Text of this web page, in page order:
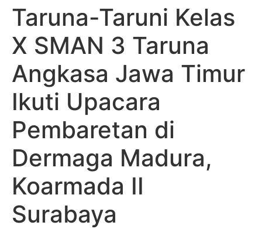
Taruna-Taruni Kelas
X SMAN 3 Taruna
Angkasa Jawa Timur
Ikuti Upacara
Pembaretan di
Dermaga Madura,
Koarmada II
Surabaya